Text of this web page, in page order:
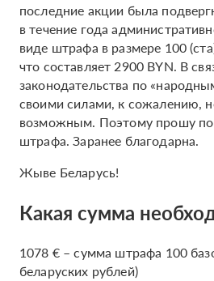
последние акции была
в течение года
виде штрафа в размере 100
что составляет 2900 BYN. В
законодательства по
своими силами, к сожалению,
возможным. Поэтому прошу
штрафа. Заранее благодарна.
Жыве Беларусь!
Какая сумма
1078 € – сумма штрафа 100
беларуских рублей)